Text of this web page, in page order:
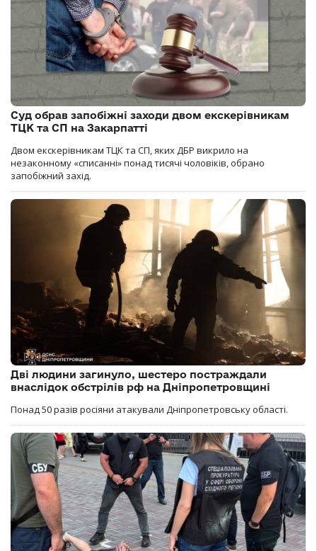
Суд обрав запобіжні заходи двом екскерівникам
ТЦК та СП на Закарпатті
Двом екскерівникам ТЦК та СП, яких ДБР викрило на
незаконному «списанні» понад тисячі чоловіків, обрано
запобіжний захід.
Дві людини загинуло, шестеро постраждали
внаслідок обстрілів рф на Дніпропетровщині
Понад 50 разів росіяни атакували Дніпропетровську області.